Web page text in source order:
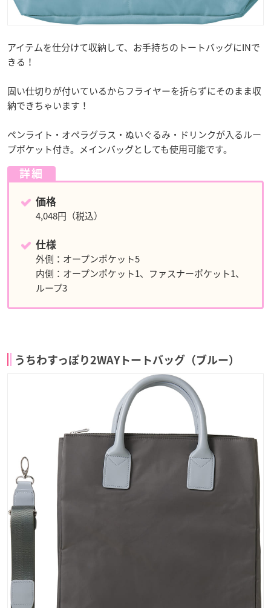
アイテムを仕分けて収納して、お手持ちのトートバッグにINで
きる！
固い仕切りが付いているからフライヤーを折らずにそのまま収
納できちゃいます！
ペンライト・オペラグラス・ぬいぐるみ・ドリンクが入るルー
プポケット付き。メインバッグとしても使用可能です。
詳細
価格
4,048円（税込）
仕様
外側：オープンポケット5
内側：オープンポケット1、ファスナーポケット1、
ループ3
うちわすっぽり2WAYトートバッグ（ブルー）